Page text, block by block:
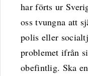
har förts ur
oss tvungna att
polis eller
problemet ifrån
obefintlig. Ska